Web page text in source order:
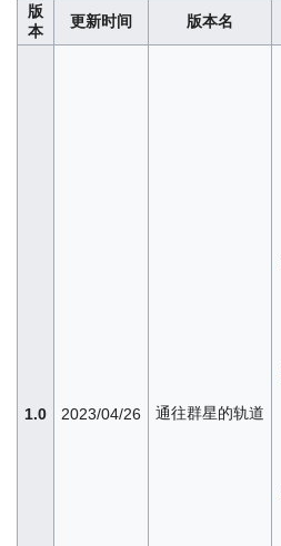
版
本
更新时间 版本名
1.0 2023/04/26 通往群星的轨道